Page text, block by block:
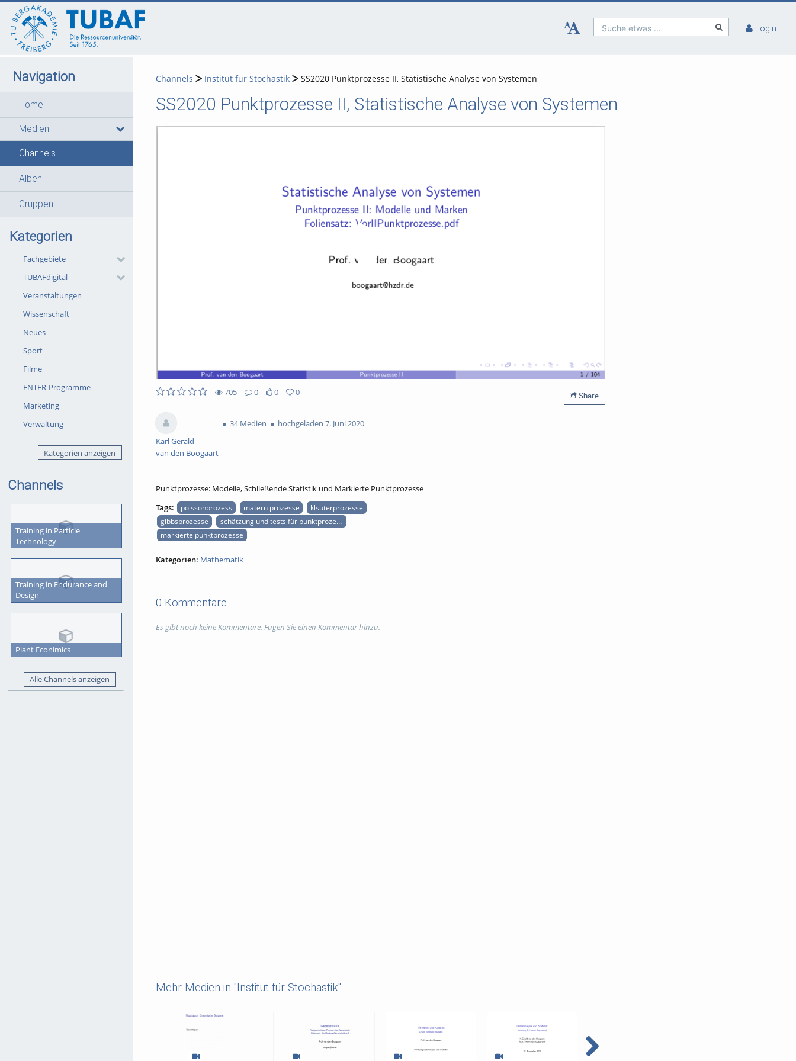
Suche etwas ... Login
Navigation
Home
Medien
Channels
Alben
Gruppen
Kategorien
Fachgebiete
TUBAFdigital
Veranstaltungen
Wissenschaft
Neues
Sport
Filme
ENTER-Programme
Marketing
Verwaltung
Kategorien anzeigen
Channels
Training in Particle
Technology
Training in Endurance and
Design
Plant Econimics
Alle Channels anzeigen
Channels Institut für Stochastik SS2020 Punktprozesse II, Statistische Analyse von Systemen
SS2020 Punktprozesse II, Statistische Analyse von Systemen
Video abspielen
705
0
0
0
Share
Karl Gerald
van den Boogaart
34 Medien hochgeladen 7. Juni 2020
Punktprozesse: Modelle, Schließende Statistik und Markierte Punktprozesse
Tags:
poissonprozess matern prozesse
klsuterprozesse
gibbsprozesse
schätzung und tests für punktprozesse
markierte punktprozesse
Kategorien: Mathematik
0 Kommentare
Es gibt noch keine Kommentare. Fügen Sie einen Kommentar hinzu.
Mehr Medien in "Institut für Stochastik"